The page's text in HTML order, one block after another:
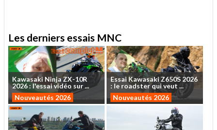
Les derniers essais MNC
Kawasaki NinjaZX-10R
2026: l'essaividéo sur...
Nouveautés 2026
Essai KawasakiZ650S 2026
: le roadsterquiveut ...
Nouveautés 2026